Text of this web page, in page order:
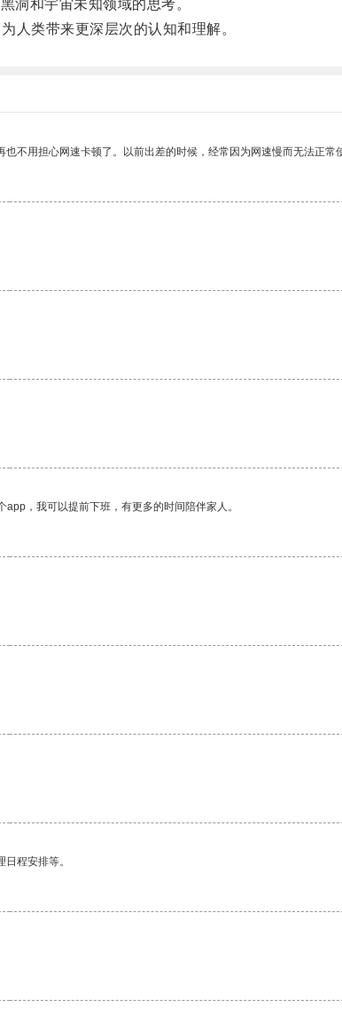
和宇宙未知领域的思考。
类带来更深层次的认知和理解。
用担心网速卡顿了。以前出差的时候，经常因为网速慢而无法正常
，我可以提前下班，有更多的时间陪伴家人。
程安排等。